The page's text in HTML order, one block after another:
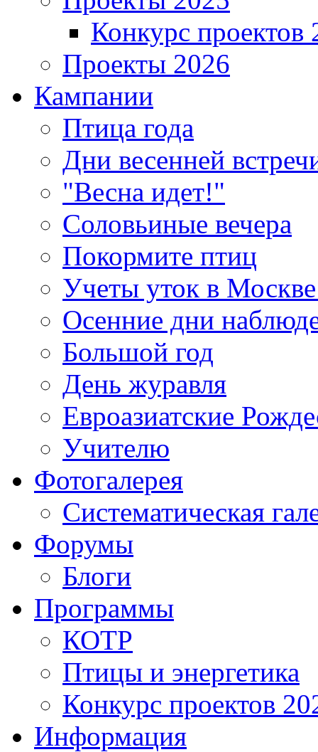
Конкурс проектов
Проекты 2026
Кампании
Птица года
Дни весенней
"Весна идет!"
Соловьиные вечера
Покормите птиц
Учеты уток в
Осенние дни
Большой год
День журавля
Евроазиатские
Учителю
Фотогалерея
Систематическая
Форумы
Блоги
Программы
КОТР
Птицы и энергетика
Конкурс проектов
Информация